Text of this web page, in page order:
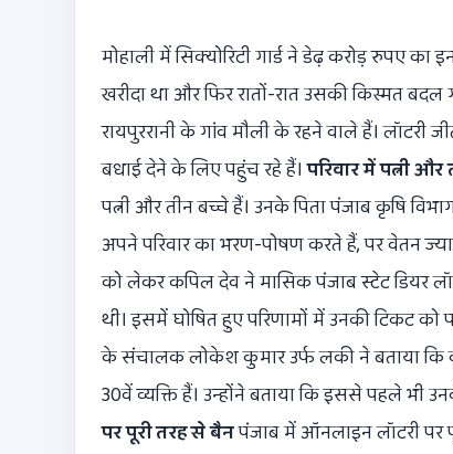
मोहाली में सिक्योरिटी गार्ड ने डेढ़ करोड़ रुपए का
खरीदा था और फिर रातों-रात उसकी किस्मत
रायपुररानी के गांव मौली के रहने वाले हैं। लॉटरी
बधाई देने के लिए पहुंच रहे हैं।परिवार में पत्नी
पत्नी और तीन बच्चे हैं। उनके पिता पंजाब कृषि
अपने परिवार का भरण-पोषण करते हैं, पर वेतन
को लेकर कपिल देव ने मासिक पंजाब स्टेट डियर
थी। इसमें घोषित हुए परिणामों में उनकी टिकट को
के संचालक लोकेश कुमार उर्फ लकी ने बताया कि
30वें व्यक्ति हैं। उन्होंने बताया कि इससे पहले भी
पर पूरी तरह से बैनपंजाब में ऑनलाइन लॉटरी पर